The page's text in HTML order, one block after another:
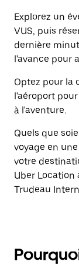
Explorez un
VUS, puis
dernière
l'avance pour
Optez pour la
l'aéroport
à l'aventure.
Quels que
voyage en
votre
Uber
Trudeau